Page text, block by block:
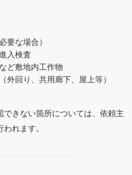
要な場合）
入検査
ど敷地内工作物
外回り、共用廊下、屋上等）
できない箇所については、依頼主
れます。